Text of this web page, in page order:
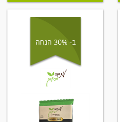
ב- 30% הנחה